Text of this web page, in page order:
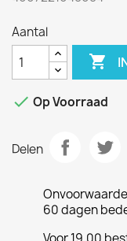
Aantal

 Op Voorraad
Delen
60 dagen